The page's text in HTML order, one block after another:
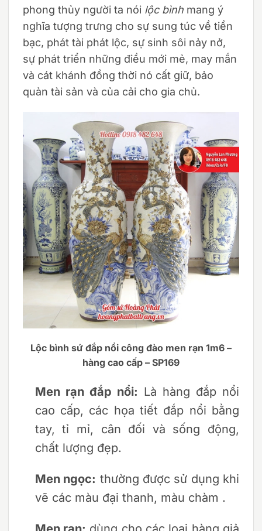
phong thủy người ta nói lộc bình mang ý
nghĩa tượng trưng cho sự sung túc về tiền
bạc, phát tài phát lộc, sự sinh sôi nảy nở,
sự phát triển những điều mới mẻ, may mắn
và cát khánh đồng thời nó cất giữ, bảo
quản tài sản và của cải cho gia chủ.
Lộc bình sứ đắp nổi công đào men rạn 1m6 –
hàng cao cấp – SP169
Men rạn đắp nổi: Là hàng đắp nổi
cao cấp, các họa tiết đắp nổi bằng
tay, tỉ mỉ, cân đối và sống động,
chất lượng đẹp.
Men ngọc: thường được sử dụng khi
vẽ các màu đại thanh, màu chàm .